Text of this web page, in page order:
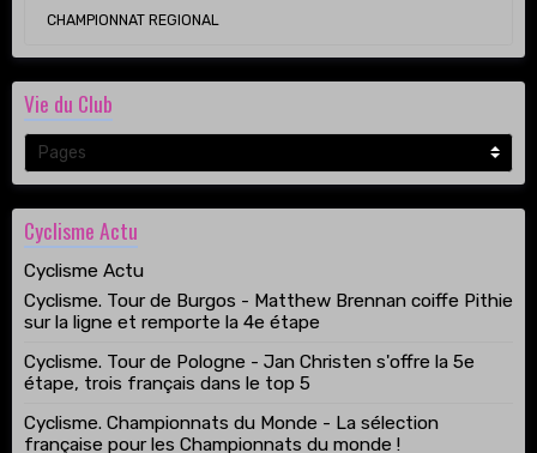
CHAMPIONNAT REGIONAL
Vie du Club
Cyclisme Actu
Cyclisme Actu
Cyclisme. Tour de Burgos - Matthew Brennan coiffe Pithie
sur la ligne et remporte la 4e étape
Cyclisme. Tour de Pologne - Jan Christen s'offre la 5e
étape, trois français dans le top 5
Cyclisme. Championnats du Monde - La sélection
française pour les Championnats du monde !